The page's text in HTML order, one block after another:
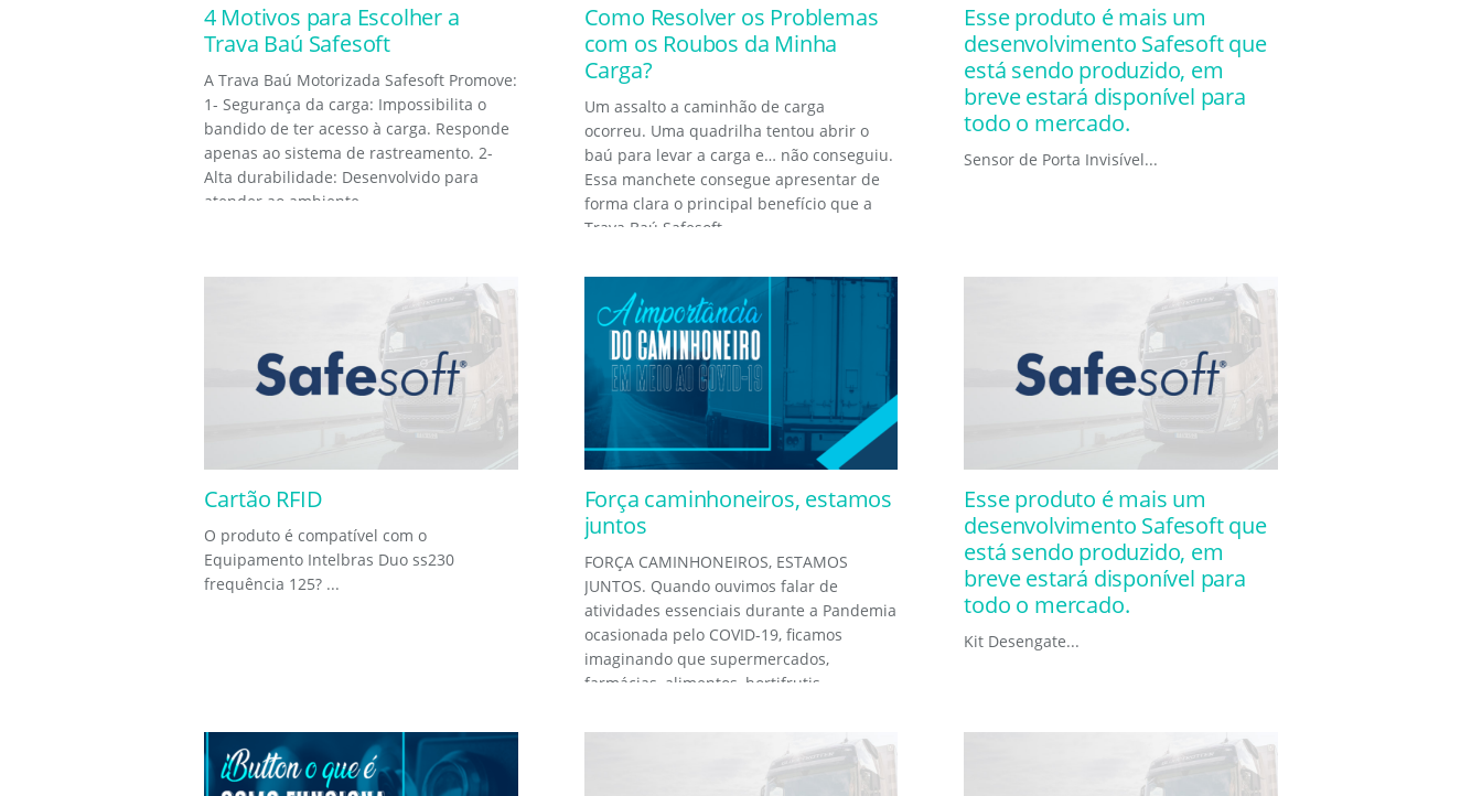
4 Motivos para Escolher a
Trava Baú Safesoft
A Trava Baú Motorizada Safesoft Promove:
1- Segurança da carga: Impossibilita o
bandido de ter acesso à carga. Responde
apenas ao sistema de rastreamento. 2-
Alta durabilidade: Desenvolvido para
atender ao ambiente...
Como Resolver os Problemas
com os Roubos da Minha
Carga?
Um assalto a caminhão de carga
ocorreu. Uma quadrilha tentou abrir o
baú para levar a carga e… não conseguiu.
Essa manchete consegue apresentar de
forma clara o principal benefício que a
Trava Baú Safesoft...
Esse produto é mais um
desenvolvimento Safesoft que
está sendo produzido, em
breve estará disponível para
todo o mercado.
Sensor de Porta Invisível...
Cartão RFID
O produto é compatível com o
Equipamento Intelbras Duo ss230
frequência 125? ...
Força caminhoneiros, estamos
juntos
FORÇA CAMINHONEIROS, ESTAMOS
JUNTOS. Quando ouvimos falar de
atividades essenciais durante a Pandemia
ocasionada pelo COVID-19, ficamos
imaginando que supermercados,
farmácias, alimentos, hortifrutis,
Esse produto é mais um
desenvolvimento Safesoft que
está sendo produzido, em
breve estará disponível para
todo o mercado.
Kit Desengate...